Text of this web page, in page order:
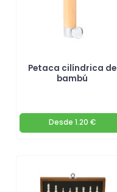
Petaca cilíndrica de
bambú
Desde 1.20 €